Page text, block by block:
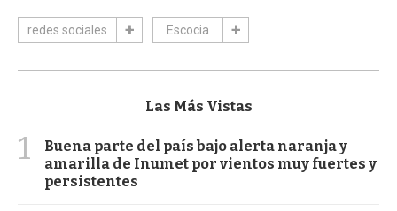
redes sociales Escocia
Las Más Vistas
1
Buena parte del país bajo alerta naranja y
amarilla de Inumet por vientos muy fuertes y
persistentes